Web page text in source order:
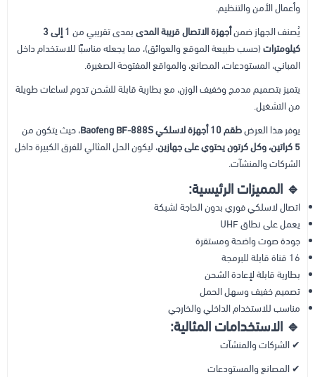
وأعمال الأمن والتنظيم.
يُصنف الجهاز ضمنأجهزة الاتصال قريبة المدىبمدى تقريبي من
1 إلى 3
كيلومترات(حسب طبيعة الموقع والعوائق)، مما يجعله مناسبًا للاستخدام داخل
المباني، المستودعات، المصانع، والمواقع المفتوحة الصغيرة.
يتميز بتصميم مدمج وخفيف الوزن، مع بطارية قابلة للشحن تدوم لساعات طويلة
من التشغيل.
يوفر هذا العرضطقم 10 أجهزة لاسلكي Baofeng BF-888S
، حيث يتكون من
5 كراتين، وكل كرتون يحتوي على جهازين
، ليكون الحل المثالي للفرق الكبيرة داخل
الشركات والمنشآت.
🔹 المميزات الرئيسية:
اتصال لاسلكي فوري بدون الحاجة لشبكة
يعمل على نطاق UHF
جودة صوت واضحة ومستقرة
16 قناة قابلة للبرمجة
بطارية قابلة لإعادة الشحن
تصميم خفيف وسهل الحمل
مناسب للاستخدام الداخلي والخارجي
🔹 الاستخدامات المثالية:
✔ الشركات والمنشآت
✔ المصانع والمستودعات